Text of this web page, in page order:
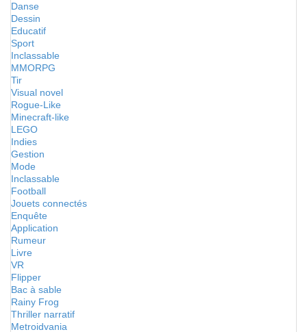
Danse
Dessin
Educatif
Sport
Inclassable
MMORPG
Tir
Visual novel
Rogue-Like
Minecraft-like
LEGO
Indies
Gestion
Mode
Inclassable
Football
Jouets connectés
Enquête
Application
Rumeur
Livre
VR
Flipper
Bac à sable
Rainy Frog
Thriller narratif
Metroidvania